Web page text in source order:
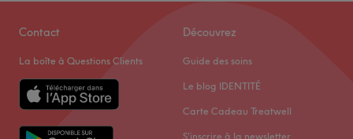
Contact
La boîte à Questions Clients
Découvrez
Guide des soins
Le blog IDENTITÉ
Carte Cadeau Treatwell
S'inscrire à la newsletter